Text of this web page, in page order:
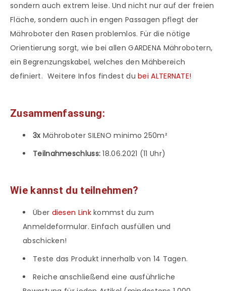
sondern auch extrem leise. Und nicht nur auf der freien
Fläche, sondern auch in engen Passagen pflegt der
Mähroboter den Rasen problemlos. Für die nötige
Orientierung sorgt, wie bei allen GARDENA Mährobotern,
ein Begrenzungskabel, welches den Mähbereich
definiert. Weitere Infos findest dubei ALTERNATE!
Zusammenfassung:
3x Mähroboter SILENO minimo 250m²
Teilnahmeschluss: 18.06.2021 (11 Uhr)
Wie kannst du teilnehmen?
Über diesen Linkkommst du zum
Anmeldeformular. Einfach ausfüllen und
abschicken!
Teste das Produkt innerhalb von 14 Tagen.
Reiche anschließend eine ausführliche